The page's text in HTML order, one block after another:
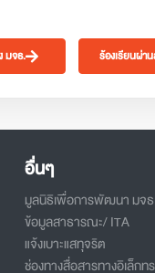
มจธ. ร้องเรียนผ่า
อื่นๆ
มูลนิธิเพื่อการพัฒนา มจ
ข้อมูลสาธารณะ/ ITA
แจ้งเบาะแสทุจริต
ช่องทางสื่อสารทางอิเล็กท